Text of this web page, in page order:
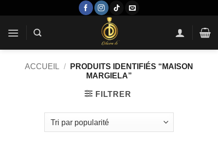
contenu
ACCUEIL /
PRODUITS IDENTIFIÉS “MAISON
MARGIELA”
FILTRER